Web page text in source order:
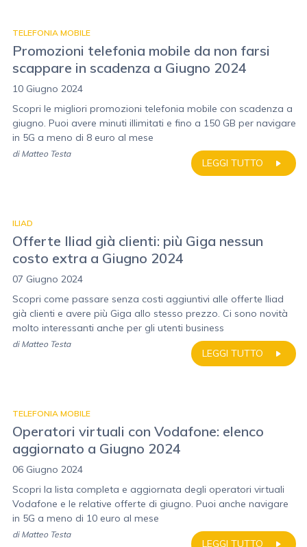
TELEFONIA MOBILE
Promozioni telefonia mobile da non farsi
scappare in scadenza a Giugno 2024
10 Giugno 2024
Scopri le migliori promozioni telefonia mobile con scadenza a
giugno. Puoi avere minuti illimitati e fino a 150 GB per navigare
in 5G a meno di 8 euro al mese
LEGGI TUTTO
di Matteo Testa
ILIAD
Offerte Iliad già clienti: più Giga nessun
costo extra a Giugno 2024
07 Giugno 2024
Scopri come passare senza costi aggiuntivi alle offerte Iliad
già clienti e avere più Giga allo stesso prezzo. Ci sono novità
molto interessanti anche per gli utenti business
LEGGI TUTTO
di Matteo Testa
TELEFONIA MOBILE
Operatori virtuali con Vodafone: elenco
aggiornato a Giugno 2024
06 Giugno 2024
Scopri la lista completa e aggiornata degli operatori virtuali
Vodafone e le relative offerte di giugno. Puoi anche navigare
in 5G a meno di 10 euro al mese
LEGGI TUTTO
di Matteo Testa